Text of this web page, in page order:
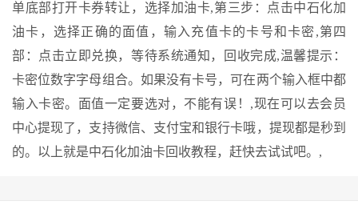
单底部打开卡券转让，选择加油卡,第三步：点击中石化加
油卡，选择正确的面值，输入充值卡的卡号和卡密,第四
部：点击立即兑换，等待系统通知，回收完成,温馨提示：
卡密位数字字母组合。如果没有卡号，可在两个输入框中都
输入卡密。面值一定要选对，不能有误！,现在可以去会员
中心提现了，支持微信、支付宝和银行卡哦，提现都是秒到
的。以上就是中石化加油卡回收教程，赶快去试试吧。,